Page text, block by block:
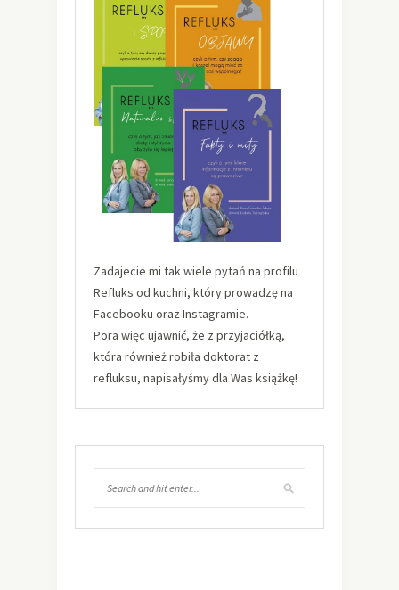
Zadajecie mi tak wiele pytań na profilu
Refluks od kuchni, który prowadzę na
Facebooku oraz Instagramie.
Pora więc ujawnić, że z przyjaciółką,
która również robiła doktorat z
refluksu, napisałyśmy dla Was książkę!